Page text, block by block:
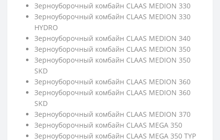
Зерноуборочный комбайн CLAAS MEDION 330
Зерноуборочный комбайн CLAAS MEDION 330
HYDRO
Зерноуборочный комбайн CLAAS MEDION 340
Зерноуборочный комбайн CLAAS MEDION 350
Зерноуборочный комбайн CLAAS MEDION 350
SKD
Зерноуборочный комбайн CLAAS MEDION 360
Зерноуборочный комбайн CLAAS MEDION 360
SKD
Зерноуборочный комбайн CLAAS MEDION 370
Зерноуборочный комбайн CLAAS MEGA 350
Зерноуборочный комбайн CLAAS MEGA 350 TYP